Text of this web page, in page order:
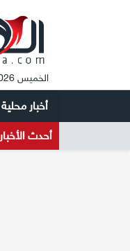
الخميس 06/08/2026 18:46
أخبار محلية
أحدث الأخبار